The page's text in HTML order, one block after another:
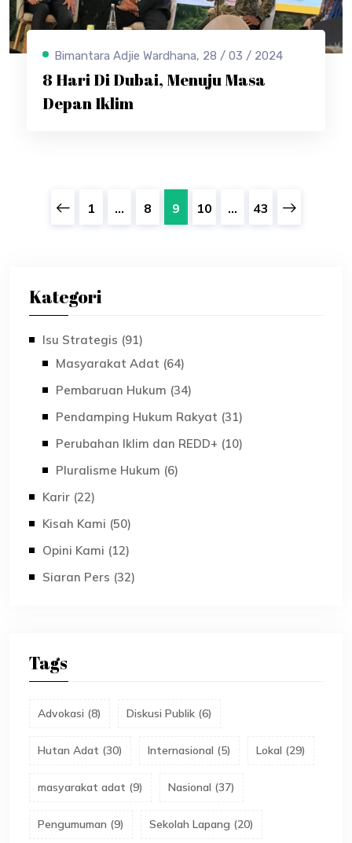
Bimantara Adjie Wardhana, 28 / 03 / 2024
8 Hari Di Dubai, Menuju Masa
Depan Iklim
1 ... 8 9 10 ... 43
Kategori
Isu Strategis (91)
Masyarakat Adat (64)
Pembaruan Hukum (34)
Pendamping Hukum Rakyat (31)
Perubahan Iklim dan REDD+ (10)
Pluralisme Hukum (6)
Karir (22)
Kisah Kami (50)
Opini Kami (12)
Siaran Pers (32)
Tags
Advokasi (8) Diskusi Publik (6)
Hutan Adat (30) Internasional (5) Lokal (29)
masyarakat adat (9) Nasional (37)
Pengumuman (9) Sekolah Lapang (20)